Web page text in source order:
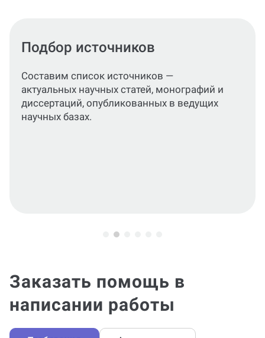
Подготовка разделов
Сформируем подробный,
структурированный материал,
раскрывающий цели, задачи и
Заказать помощь в
написании работы